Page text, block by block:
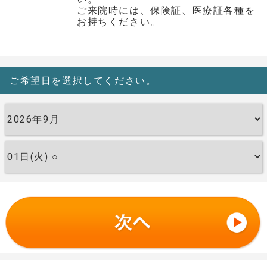
ご来院時には、保険証、医療証各種を
お持ちください。
ご希望日を選択してください。